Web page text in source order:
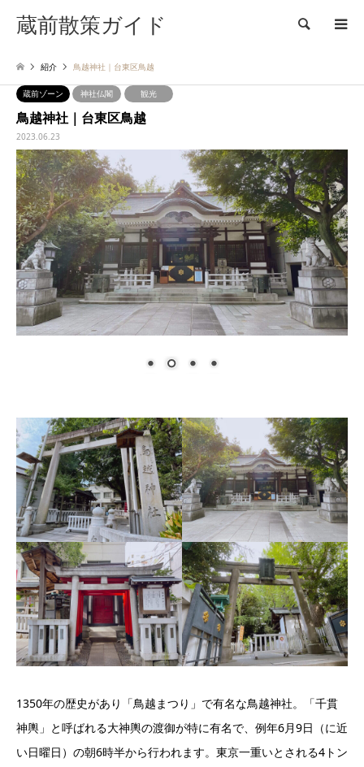
蔵前散策ガイド 検索
紹介 鳥越神社｜台東区鳥越
蔵前ゾーン 神社仏閣 観光
鳥越神社｜台東区鳥越
2023.06.23
1350年の歴史があり「鳥越まつり」で有名な鳥越神社。「千貫
神輿」と呼ばれる大神輿の渡御が特に有名で、例年6月9日（に近
い日曜日）の朝6時半から行われます。東京一重いとされる4トン